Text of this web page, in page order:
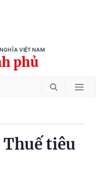
VIỆT NAM
phủ
tiêu